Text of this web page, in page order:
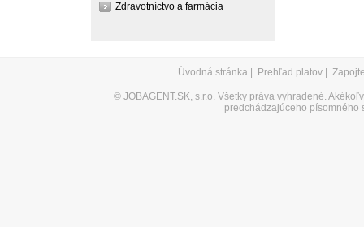
Zdravotníctvo a farmácia
Úvodná stránka Prehľad platov
© JOBAGENT.SK, s.r.o. Všetky práva vyhradené.
predchádzajúceho písomného